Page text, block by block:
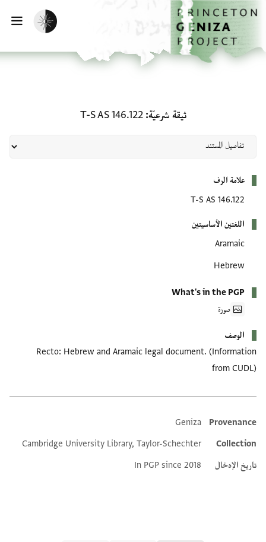
إلى المحتوى الرئيسي
الرئيسية
تفعيل الوضع المظلم
ثيقة شرعيّة T-S AS 146.122
علامة الرف
T-S AS 146.122
اللغتين الأساسيتين
Aramaic
Hebrew
What's in the PGP
صورة
الوصف
Recto: Hebrew and Aramaic legal document. (Information
from CUDL)
Additional metadata
Provenance
Geniza
Collection
Cambridge University Library, Taylor-Schechter
تاريخ الإدخال
In PGP since 2018